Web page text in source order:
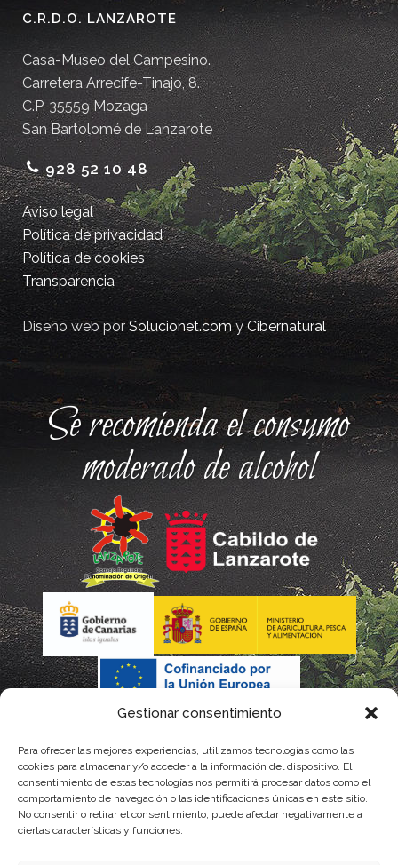
Gestionar consentimiento
Para ofrecer las mejores experiencias, utilizamos tecnologías como las
cookies para almacenar y/o acceder a la información del dispositivo. El
consentimiento de estas tecnologías nos permitirá procesar datos como el
comportamiento de navegación o las identificaciones únicas en este sitio.
No consentir o retirar el consentimiento, puede afectar negativamente a
ciertas características y funciones.
C.R.D.O. LANZAROTE
Casa-Museo del Campesino.
Carretera Arrecife-Tinajo, 8.
C.P. 35559 Mozaga
San Bartolomé de Lanzarote
928 52 10 48
Aviso legal
Política de privacidad
Política de cookies
Transparencia
Diseño web porSolucionet.comyCibernatural
Se recomienda el consumo
moderado de alcohol
La gestión de la DOP Lanzarote realizada por este Consejo Regulador es financiada,